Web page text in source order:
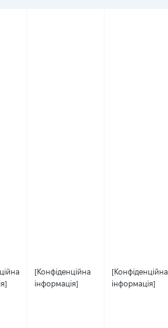
[Конфіденційна
інформація]
[Конфіденційна
інформація]